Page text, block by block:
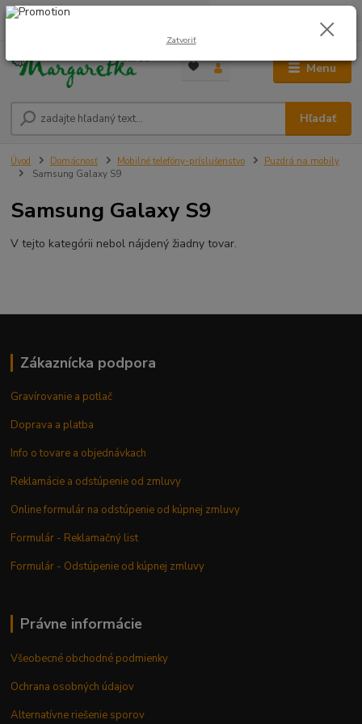
Menu
Hľadať
0948 236 042
0,00 €
Úvod Domácnosť Mobilné telefóny-príslušenstvo
Puzdrá na mobily
Samsung Galaxy S9
Samsung Galaxy S9
V tejto kategórii nebol nájdený žiadny tovar.
Zákaznícka podpora
Gravírovanie a potlač
Doprava a platba
Info o tovare a objednávkach
Reklamácie a odstúpenie od zmluvy
Online formulár na odstúpenie od kúpnej zmluvy
Formulár - Reklamačný list
Formulár - Odstúpenie od kúpnej zmluvy
Právne informácie
Všeobecné obchodné podmienky
Ochrana osobných údajov
Alternatívne riešenie sporov
Zatvoriť